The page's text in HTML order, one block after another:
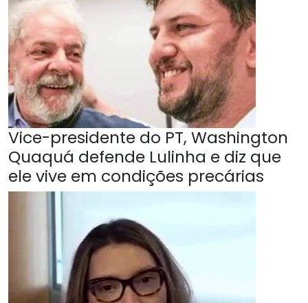
Vice-presidente do PT, Washington
Quaquá defende Lulinha e diz que
ele vive em condições precárias